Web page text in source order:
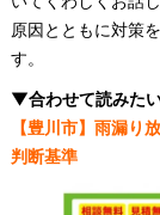
原因とともに対策
す。
▼合わせて読みた
【豊川市】雨漏り
判断基準